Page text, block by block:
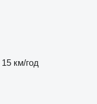
15 км/год